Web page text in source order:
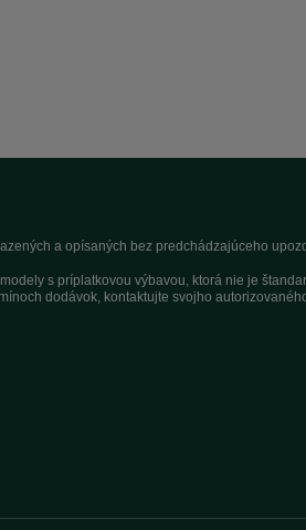
a opísaných bez predchádzajúceho
s príplatkovou výbavou, ktorá nie je
dodávok, kontaktujte svojho